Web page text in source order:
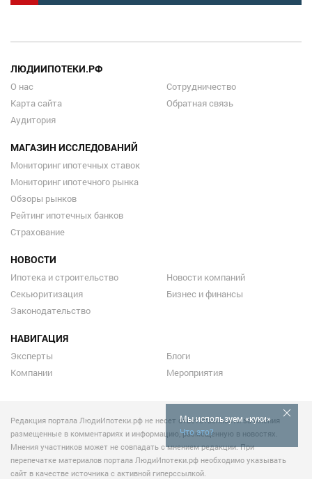
Мы используем «куки»
Что это?
ЛЮДИИПОТЕКИ.РФ
О нас
Карта сайта
Аудитория
Сотрудничество
Обратная связь
МАГАЗИН ИССЛЕДОВАНИЙ
Мониторинг ипотечных ставок
Мониторинг ипотечного рынка
Обзоры рынков
Рейтинг ипотечных банков
Страхование
НОВОСТИ
Ипотека и строительство
Секьюритизация
Законодательство
Новости компаний
Бизнес и финансы
НАВИГАЦИЯ
Эксперты
Компании
Блоги
Мероприятия
Редакция портала ЛюдиИпотеки.рф не несет ответственности за мнения
размещенные в комментариях и информацию, размещенную в новостях.
Мнения участников может не совпадать с мнением редакции. При
перепечатке материалов портала ЛюдиИпотеки.рф необходимо указывать
сайт в качестве источника с активной гиперссылкой.